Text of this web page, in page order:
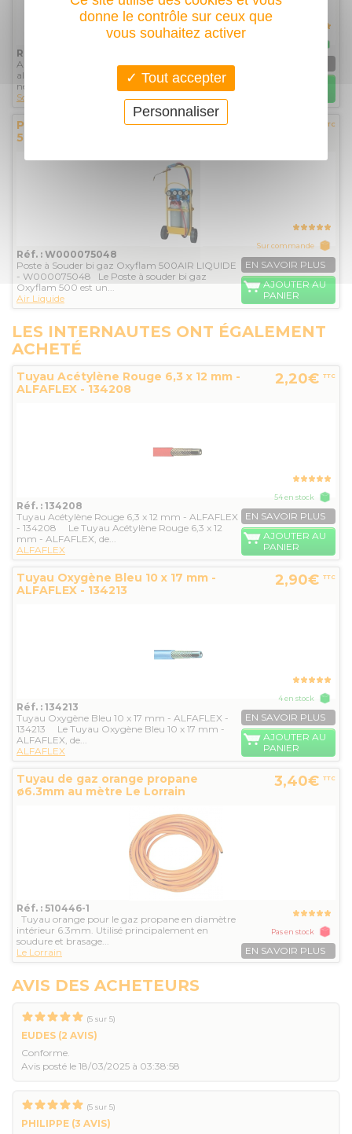
Réf. : W000075165
Allumage en toute sécurité des chalumeaux. Les
allume gaz permettent de créer une étincelle
nécessaire à...
Soudo Metal
Poste à Souder bi gaz Oxyflam
500AIR LIQUIDE - W000075048
TTC
Réf. : W000075048
Poste à Souder bi gaz Oxyflam 500AIR LIQUIDE
- W000075048 Le Poste à souder bi gaz
Oxyflam 500 est un...
Air Liquide
Sur commande
EN SAVOIR PLUS
AJOUTER AU
PANIER
LES INTERNAUTES ONT ÉGALEMENT
ACHETÉ
Tuyau Acétylène Rouge 6,3 x 12 mm -
ALFAFLEX - 134208
2,20€ TTC
Réf. : 134208
Tuyau Acétylène Rouge 6,3 x 12 mm - ALFAFLEX
- 134208 Le Tuyau Acétylène Rouge 6,3 x 12
mm - ALFAFLEX, de...
ALFAFLEX
54 en stock
EN SAVOIR PLUS
AJOUTER AU
PANIER
Tuyau Oxygène Bleu 10 x 17 mm -
ALFAFLEX - 134213
2,90€ TTC
Réf. : 134213
Tuyau Oxygène Bleu 10 x 17 mm - ALFAFLEX -
134213 Le Tuyau Oxygène Bleu 10 x 17 mm -
ALFAFLEX, de...
ALFAFLEX
4 en stock
EN SAVOIR PLUS
AJOUTER AU
PANIER
Tuyau de gaz orange propane
ø6.3mm au mètre Le Lorrain
3,40€ TTC
Réf. : 510446-1
Tuyau orange pour le gaz propane en diamètre
intérieur 6.3mm. Utilisé principalement en
soudure et brasage...
Le Lorrain
Pas en stock
EN SAVOIR PLUS
AVIS DES ACHETEURS
(5 sur 5)
EUDES (2 AVIS)
Conforme.
Avis posté le 18/03/2025 à 03:38:58
(5 sur 5)
PHILIPPE (3 AVIS)
donne le contrôle sur ceux que
vous souhaitez activer
Tout accepter
Personnaliser